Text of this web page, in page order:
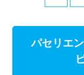
パセリエ